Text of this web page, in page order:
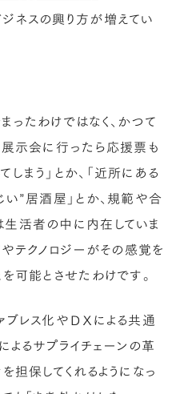
ネスの興り方が増えてい
ったわけではなく、かつて
展示会に行ったら応援票も
まう」とか、「近所にある
”居酒屋」とか、規範や合
活者の中に内在していま
テクノロジーがその感覚を
可能とさせたわけです。
ブレス化やＤＸによる共通
よるサプライチェーンの革
担保してくれるようになっ